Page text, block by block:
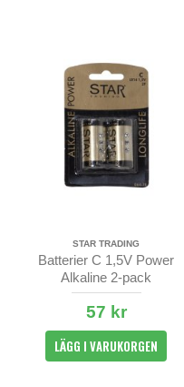
STAR TRADING
Batterier C 1,5V Power
Alkaline 2-pack
57 kr
LÄGG I VARUKORGEN